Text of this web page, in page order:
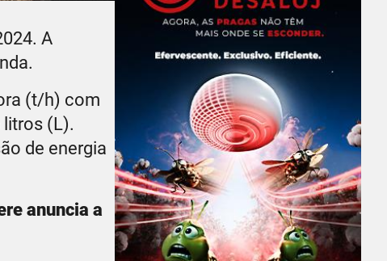
A
(t/h) com
litros (L).
de energia
anuncia a